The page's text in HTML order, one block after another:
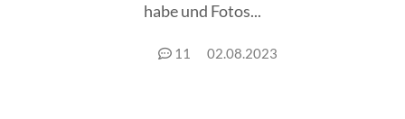
habe und Fotos...
11 02.08.2023